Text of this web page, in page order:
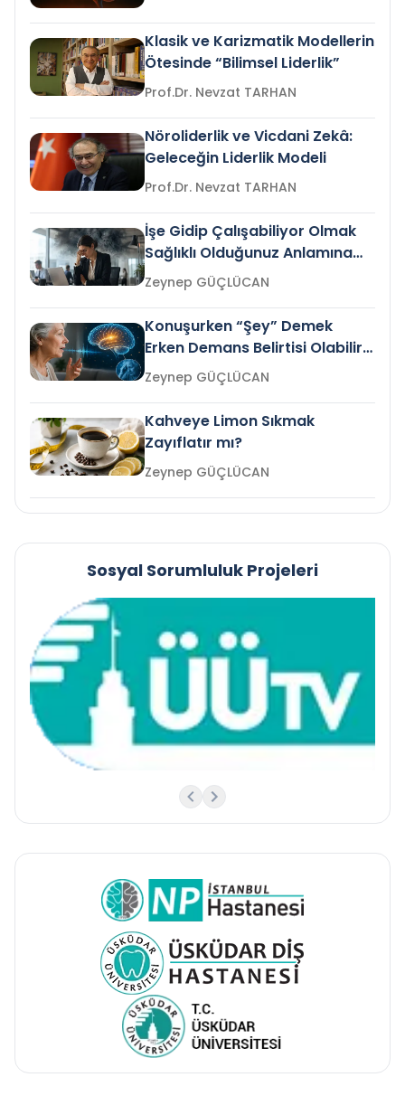
Klasik ve Karizmatik Modellerin
Ötesinde “Bilimsel Liderlik”
Prof.Dr. Nevzat TARHAN
Nöroliderlik ve Vicdani Zekâ:
Geleceğin Liderlik Modeli
Prof.Dr. Nevzat TARHAN
İşe Gidip Çalışabiliyor Olmak
Sağlıklı Olduğunuz Anlamına
Gelir mi?Zeynep GÜÇLÜCAN
Konuşurken “Şey” Demek
Erken Demans Belirtisi Olabilir
mi?
Zeynep GÜÇLÜCAN
Kahveye Limon Sıkmak
Zayıflatır mı?
Zeynep GÜÇLÜCAN
Sosyal Sorumluluk Projeleri